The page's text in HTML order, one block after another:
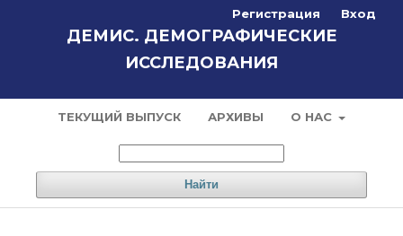
ДЕМИС. ДЕМОГРАФИЧЕСКИЕ
ИССЛЕДОВАНИЯ
ТЕКУЩИЙ ВЫПУСК АРХИВЫ О НАС
Найти
Регистрация Вход